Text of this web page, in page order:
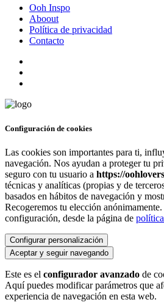
Ooh Inspo
Aboout
Política de privacidad
Contacto
Configuración de cookies
Las cookies son importantes para ti,
navegación. Nos ayudan a proteger tu
seguro con tu usuario a https://
técnicas y analíticas (propias y de
basados en hábitos de navegación y
Recogeremos tu elección
configuración, desde la página de
Configurar personalización
Aceptar y seguir navegando
Este es el configurador avanzado de
Aquí puedes modificar parámetros que
experiencia de navegación en esta web.